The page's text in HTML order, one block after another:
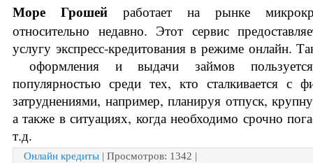
Море Грошей работает на рынке
относительно недавно. Этот сервис
услугу экспресс-кредитования в режиме онлайн.
оформления и выдачи займов
популярностью среди тех, кто сталкивается с
затруднениями, например, планируя отпуск,
а также в ситуациях, когда необходимо срочно
т.д.
Онлайн кредиты | Просмотров: 1342 |